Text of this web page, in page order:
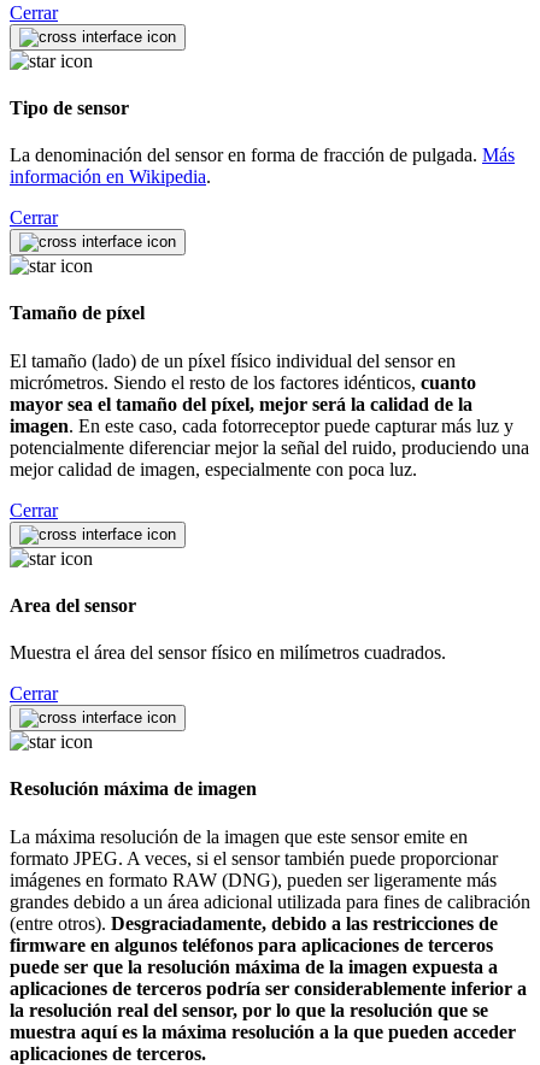
Cerrar
Tipo de sensor
La denominación del sensor en forma de fracción de pulgada. Más
información en Wikipedia.
Cerrar
Tamaño de píxel
El tamaño (lado) de un píxel físico individual del sensor en
micrómetros. Siendo el resto de los factores idénticos, cuanto
mayor sea el tamaño del píxel, mejor será la calidad de la
imagen. En este caso, cada fotorreceptor puede capturar más luz y
potencialmente diferenciar mejor la señal del ruido, produciendo una
mejor calidad de imagen, especialmente con poca luz.
Cerrar
Area del sensor
Muestra el área del sensor físico en milímetros cuadrados.
Cerrar
Resolución máxima de imagen
La máxima resolución de la imagen que este sensor emite en
formato JPEG. A veces, si el sensor también puede proporcionar
imágenes en formato RAW (DNG), pueden ser ligeramente más
grandes debido a un área adicional utilizada para fines de calibración
(entre otros). Desgraciadamente, debido a las restricciones de
firmware en algunos teléfonos para aplicaciones de terceros
puede ser que la resolución máxima de la imagen expuesta a
aplicaciones de terceros podría ser considerablemente inferior a
la resolución real del sensor, por lo que la resolución que se
muestra aquí es la máxima resolución a la que pueden acceder
aplicaciones de terceros.